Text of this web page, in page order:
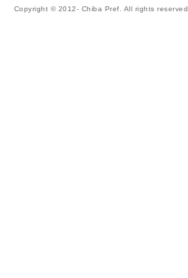
Copyright © 2012- Chiba Pref. All rights reserved.